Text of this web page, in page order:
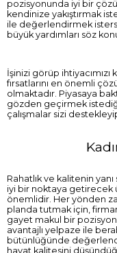
pozisyonunda iyi bir
kendinize yakıştırmak
ile değerlendirmek
büyük yardımları söz
İşinizi görüp ihtiyacımızı
fırsatlarını en önemli
olmaktadır. Piyasaya
gözden geçirmek
çalışmalar sizi
Rahatlık ve kalitenin
iyi bir noktaya getirecek
önemlidir. Her yönden
planda tutmak için,
gayet makul bir
avantajlı yelpaze ile
bütünlüğünde
hayat kalitesini